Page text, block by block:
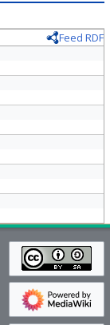
Feed RDF